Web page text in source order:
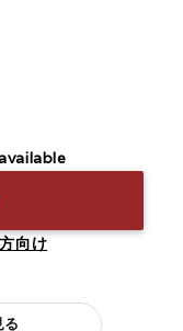
向け